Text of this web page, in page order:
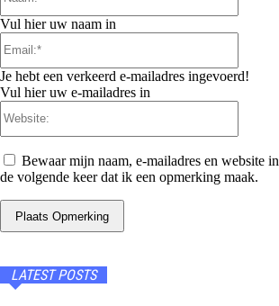
Vul hier uw naam in
Je hebt een verkeerd e-mailadres ingevoerd!
Vul hier uw e-mailadres in
Bewaar mijn naam, e-mailadres en website
de volgende keer dat ik een opmerking maak.
LATEST POSTS